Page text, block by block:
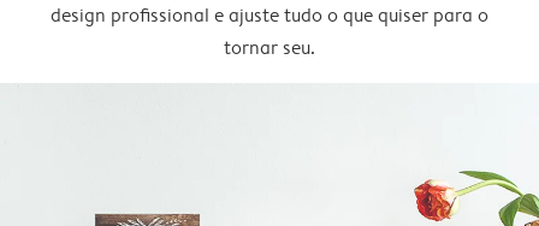
design profissional e ajuste tudo o que quiser para o
tornar seu.